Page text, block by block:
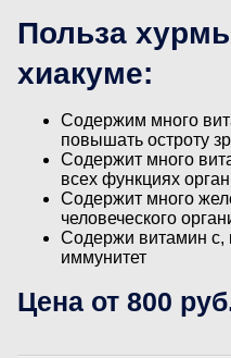
Польза
хиакуме:
Содержим много
повышать остроту
Содержит много
всех функциях
Содержит много
человеческого
Содержи витамин с,
иммунитет
Цена от 800